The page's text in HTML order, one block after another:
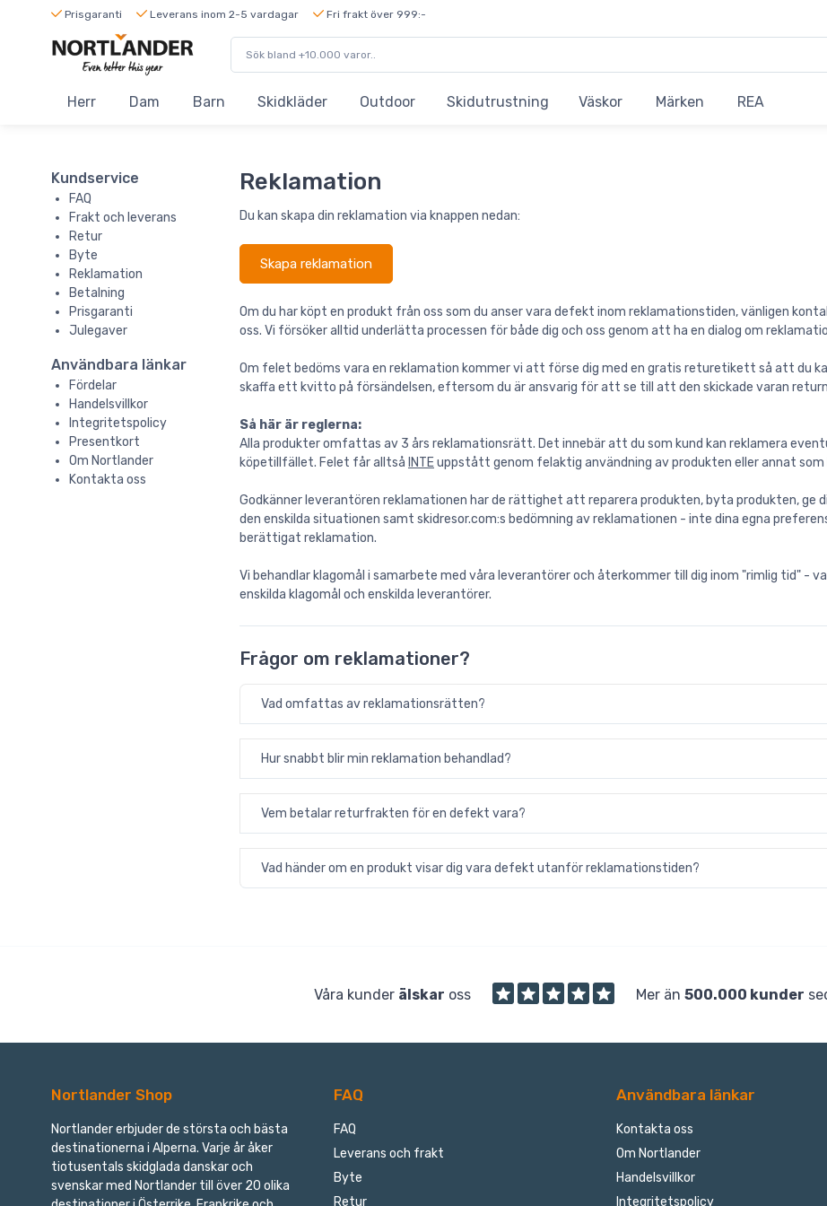
Prisgaranti Leverans inom 2-5 vardagar Fri frakt över 999:-
Herr Dam Barn Skidkläder Outdoor Skidutrustning Väskor Märken REA
Kundservice
FAQ
Frakt och leverans
Retur
Byte
Reklamation
Betalning
Prisgaranti
Julegaver
Användbara länkar
Fördelar
Handelsvillkor
Integritetspolicy
Presentkort
Om Nortlander
Kontakta oss
Reklamation
Du kan skapa din reklamation via knappen nedan:
Skapa reklamation
Om du har köpt en produkt från oss som du anser vara defekt inom reklamationstiden, vänligen
oss. Vi försöker alltid underlätta processen för både dig och oss genom att ha en dialog om
Om felet bedöms vara en reklamation kommer vi att förse dig med en gratis returetikett så att du
skaffa ett kvitto på försändelsen, eftersom du är ansvarig för att se till att den skickade varan
Så här är reglerna:
Alla produkter omfattas av 3 års reklamationsrätt. Det innebär att du som kund kan reklamera
köpetillfället. Felet får alltså INTEuppstått genom felaktig användning av produkten eller annat
Godkänner leverantören reklamationen har de rättighet att reparera produkten, byta produkten, ge
den enskilda situationen samt skidresor.com:s bedömning av reklamationen - inte dina egna
berättigat reklamation.
Vi behandlar klagomål i samarbete med våra leverantörer och återkommer till dig inom "rimlig tid" -
enskilda klagomål och enskilda leverantörer.
Frågor om reklamationer?
Vad omfattas av reklamationsrätten?
Hur snabbt blir min reklamation behandlad?
Vem betalar returfrakten för en defekt vara?
Vad händer om en produkt visar dig vara defekt utanför reklamationstiden?
Våra kunder älskar oss Mer än 500.000 kunder
Nortlander Shop
Nortlander erbjuder de största och bästa
destinationerna i Alperna. Varje år åker
tiotusentals skidglada danskar och
svenskar med Nortlander till över 20 olika
FAQ
FAQ
Leverans och frakt
Byte
Retur
Användbara länkar
Kontakta oss
Om Nortlander
Handelsvillkor
Integritetspolicy